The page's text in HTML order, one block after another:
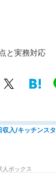
と実務対応
人ボックス